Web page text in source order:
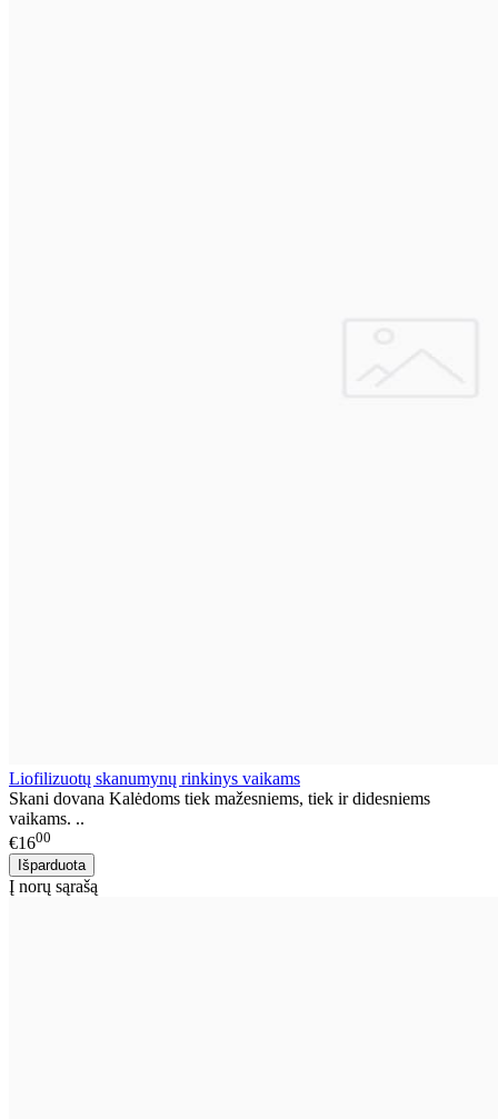
Liofilizuotų skanumynų rinkinys vaikams
Skani dovana Kalėdoms tiek mažesniems, tiek ir didesniems
vaikams. ..
€1600
Į norų sąrašą